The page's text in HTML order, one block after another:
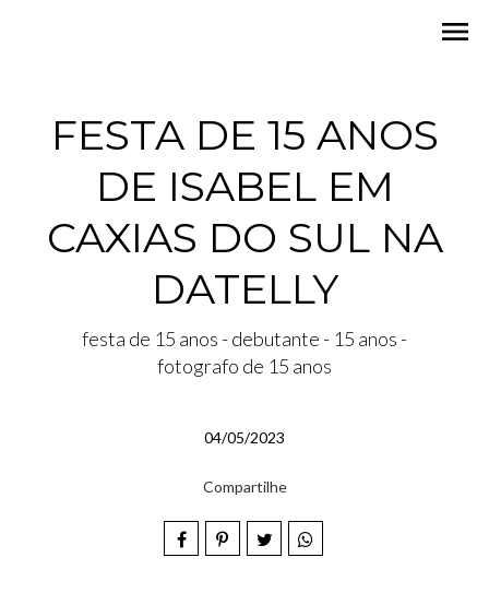
menu
FESTA DE 15 ANOS
DE ISABEL EM
CAXIAS DO SUL NA
DATELLY
festa de 15 anos - debutante - 15 anos -
fotografo de 15 anos
04/05/2023
Compartilhe